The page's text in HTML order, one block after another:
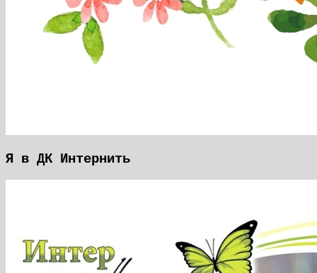
Я в ДК Интернить